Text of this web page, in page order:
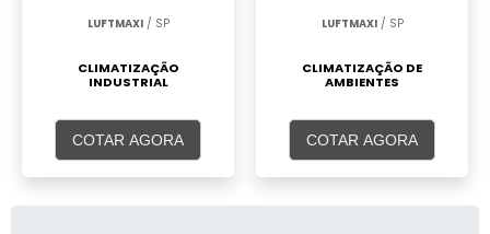
LUFTMAXI/ SP
CLIMATIZAÇÃO
INDUSTRIAL
COTAR AGORA
LUFTMAXI/ SP
CLIMATIZAÇÃO DE
AMBIENTES
COTAR AGORA